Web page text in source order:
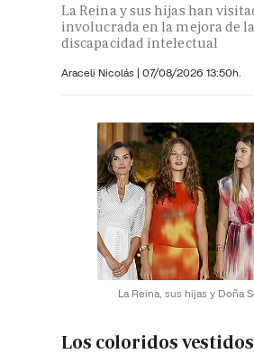
La Reina y sus hijas han
involucrada en la mejora de
discapacidad intelectual
Araceli Nicolás | 07/08/2026 13:50h.
La Reina, sus hijas y Doña
Los coloridos